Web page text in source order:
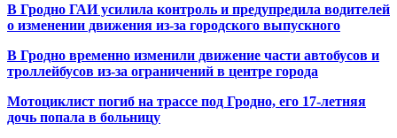
В Гродно ГАИ усилила контроль и предупредила водителей
о изменении движения из-за городского выпускного
В Гродно временно изменили движение части автобусов и
троллейбусов из-за ограничений в центре города
Мотоциклист погиб на трассе под Гродно, его 17-летняя
дочь попала в больницу